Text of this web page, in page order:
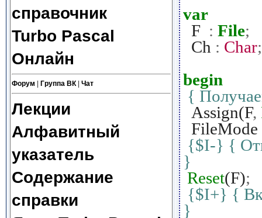
справочник
Turbo Pascal
Онлайн
Форум Группа ВК| Чат
Лекции
Алфавитный
указатель
Содержание
справки
var
F : File;
Ch : Char;
begin
{
Assign(F,
FileMode
{$I-} {
}
Reset(F);
{$I+} {
}